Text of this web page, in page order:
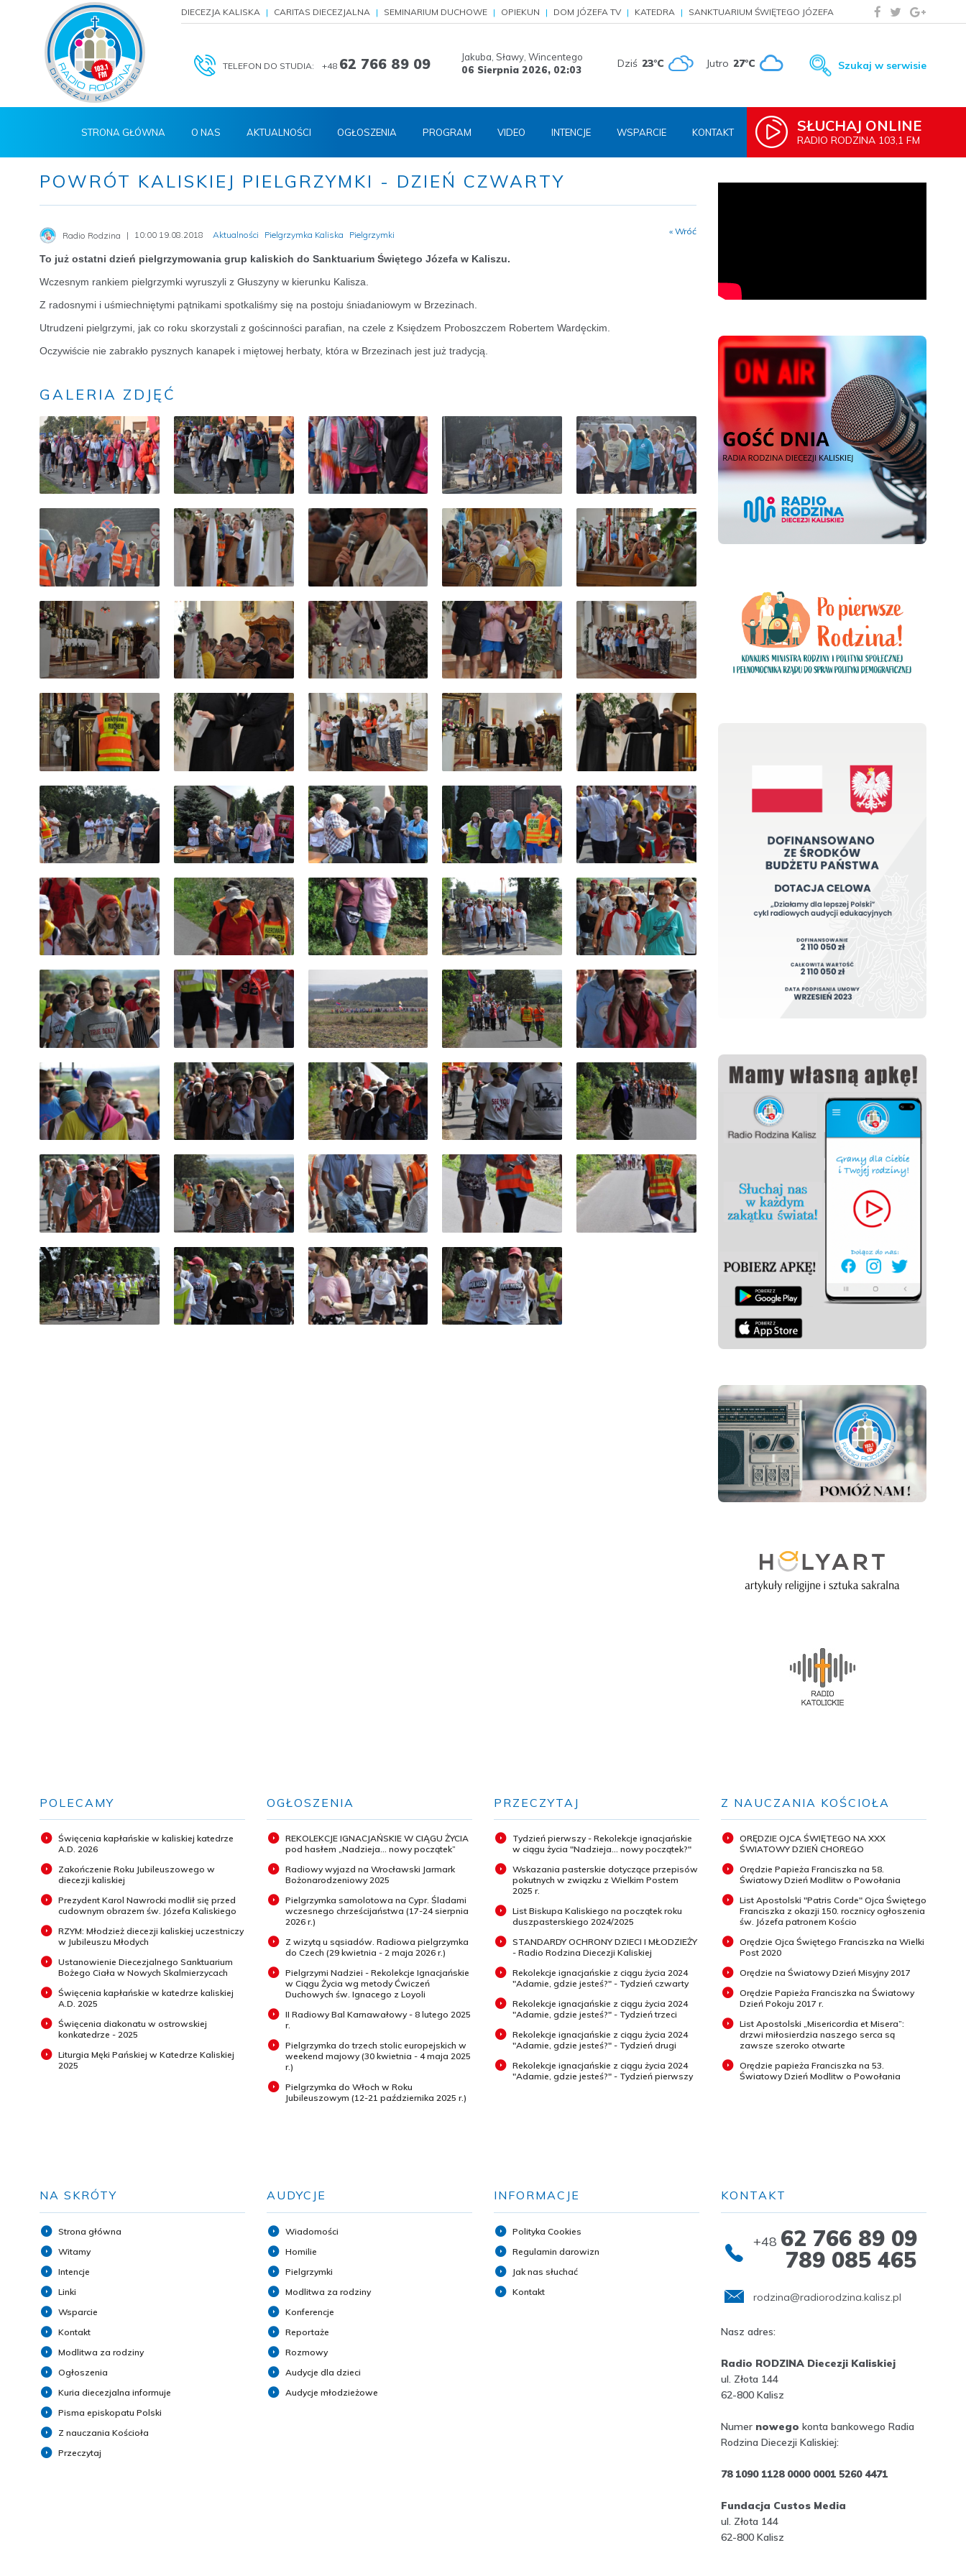
DIECEZJA KALISKA CARITAS DIECEZJALNA SEMINARIUM DUCHOWE OPIEKUN DOM JÓZEFA TV KATEDRA SANKTUARIUM ŚWIĘTEGO JÓZEFA
TELEFON DO STUDIA: +48 62 766 89 09
Jakuba, Sławy, Wincentego
06 Sierpnia 2026, 02:03 Dziś 23°C Jutro 27°C Szukaj w serwisie
SŁUCHAJ ONLINE
RADIO RODZINA 103,1 FM
STRONA GŁÓWNA O NAS AKTUALNOŚCI OGŁOSZENIA PROGRAM VIDEO INTENCJE WSPARCIE KONTAKT
POWRÓT KALISKIEJ PIELGRZYMKI - DZIEŃ CZWARTY
Radio Rodzina 10:00 19.08.2018 Aktualności Pielgrzymka Kaliska Pielgrzymki « Wróć
To już ostatni dzień pielgrzymowania grup kaliskich do Sanktuarium Świętego Józefa w Kaliszu.
Wczesnym rankiem pielgrzymki wyruszyli z Głuszyny w kierunku Kalisza.
Z radosnymi i uśmiechniętymi pątnikami spotkaliśmy się na postoju śniadaniowym w Brzezinach.
Utrudzeni pielgrzymi, jak co roku skorzystali z gościnności parafian, na czele z Księdzem Proboszczem Robertem Wardęckim.
Oczywiście nie zabrakło pysznych kanapek i miętowej herbaty, która w Brzezinach jest już tradycją.
GALERIA ZDJĘĆ
POLECAMY
Święcenia kapłańskie w kaliskiej katedrze
A.D. 2026
Zakończenie Roku Jubileuszowego w
diecezji kaliskiej
Prezydent Karol Nawrocki modlił się przed
cudownym obrazem św. Józefa Kaliskiego
RZYM: Młodzież diecezji kaliskiej uczestniczy
w Jubileuszu Młodych
Ustanowienie Diecezjalnego Sanktuarium
Bożego Ciała w Nowych Skalmierzycach
Święcenia kapłańskie w katedrze kaliskiej
A.D. 2025
Święcenia diakonatu w ostrowskiej
konkatedrze - 2025
Liturgia Męki Pańskiej w Katedrze Kaliskiej
2025
OGŁOSZENIA
REKOLEKCJE IGNACJAŃSKIE W CIĄGU ŻYCIA
pod hasłem „Nadzieja... nowy początek”
Radiowy wyjazd na Wrocławski Jarmark
Bożonarodzeniowy 2025
Pielgrzymka samolotowa na Cypr. Śladami
wczesnego chrześcijaństwa (17-24 sierpnia
2026 r.)
Z wizytą u sąsiadów. Radiowa pielgrzymka
do Czech (29 kwietnia - 2 maja 2026 r.)
Pielgrzymi Nadziei - Rekolekcje Ignacjańskie
w Ciągu Życia wg metody Ćwiczeń
Duchowych św. Ignacego z Loyoli
II Radiowy Bal Karnawałowy - 8 lutego 2025
r.
Pielgrzymka do trzech stolic europejskich w
weekend majowy (30 kwietnia - 4 maja 2025
r.)
Pielgrzymka do Włoch w Roku
Jubileuszowym (12-21 października 2025 r.)
PRZECZYTAJ
Tydzień pierwszy - Rekolekcje ignacjańskie
w ciągu życia "Nadzieja... nowy początek?"
Wskazania pasterskie dotyczące przepisów
pokutnych w związku z Wielkim Postem
2025 r.
List Biskupa Kaliskiego na początek roku
duszpasterskiego 2024/2025
STANDARDY OCHRONY DZIECI I MŁODZIEŻY
- Radio Rodzina Diecezji Kaliskiej
Rekolekcje ignacjańskie z ciągu życia 2024
"Adamie, gdzie jesteś?" - Tydzień czwarty
Rekolekcje ignacjańskie z ciągu życia 2024
"Adamie, gdzie jesteś?" - Tydzień trzeci
Rekolekcje ignacjańskie z ciągu życia 2024
"Adamie, gdzie jesteś?" - Tydzień drugi
Rekolekcje ignacjańskie z ciągu życia 2024
"Adamie, gdzie jesteś?" - Tydzień pierwszy
Z NAUCZANIA KOŚCIOŁA
ORĘDZIE OJCA ŚWIĘTEGO NA XXX
ŚWIATOWY DZIEŃ CHOREGO
Orędzie Papieża Franciszka na 58.
Światowy Dzień Modlitw o Powołania
List Apostolski "Patris Corde" Ojca Świętego
Franciszka z okazji 150. rocznicy ogłoszenia
św. Józefa patronem Kościo
Orędzie Ojca Świętego Franciszka na Wielki
Post 2020
Orędzie na Światowy Dzień Misyjny 2017
Orędzie Papieża Franciszka na Światowy
Dzień Pokoju 2017 r.
List Apostolski „Misericordia et Misera”:
drzwi miłosierdzia naszego serca są
zawsze szeroko otwarte
Orędzie papieża Franciszka na 53.
Światowy Dzień Modlitw o Powołania
NA SKRÓTY
Strona główna
Witamy
Intencje
Linki
Wsparcie
Kontakt
Modlitwa za rodziny
Ogłoszenia
Kuria diecezjalna informuje
Pisma episkopatu Polski
Z nauczania Kościoła
Przeczytaj
AUDYCJE
Wiadomości
Homilie
Pielgrzymki
Modlitwa za rodziny
Konferencje
Reportaże
Rozmowy
Audycje dla dzieci
Audycje młodzieżowe
INFORMACJE
Polityka Cookies
Regulamin darowizn
Jak nas słuchać
Kontakt
KONTAKT
+48 62 766 89 09
789 085 465
rodzina@radiorodzina.kalisz.pl
Nasz adres:
Radio RODZINA Diecezji Kaliskiej
ul. Złota 144
62-800 Kalisz
Numer nowego konta bankowego Radia
Rodzina Diecezji Kaliskiej:
78 1090 1128 0000 0001 5260 4471
Fundacja Custos Media
ul. Złota 144
62-800 Kalisz